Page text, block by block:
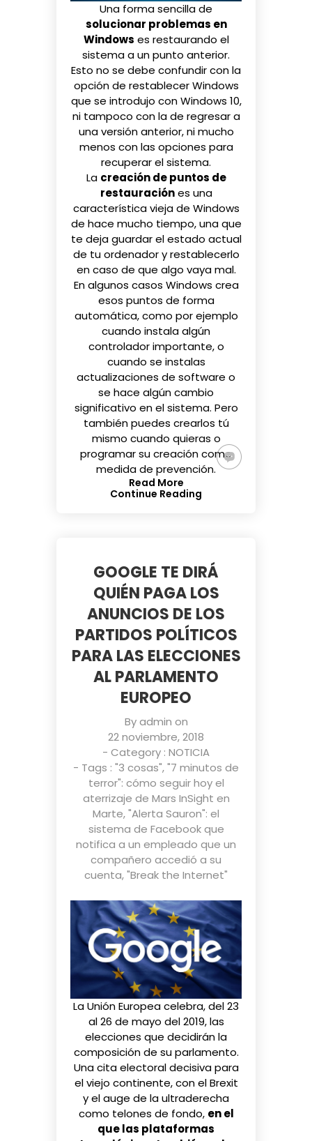
Una forma sencilla de
solucionar problemas en
Windows es restaurando el
sistema a un punto anterior.
Esto no se debe confundir con la
opción de restablecer Windows
que se introdujo con Windows 10,
ni tampoco con la de regresar a
una versión anterior, ni mucho
menos con las opciones para
recuperar el sistema.
La creación de puntos de
restauraciónes una
característica vieja de Windows
de hace mucho tiempo, una que
te deja guardar el estado actual
de tu ordenador y restablecerlo
en caso de que algo vaya mal.
En algunos casos Windows crea
esos puntos de forma
automática, como por ejemplo
cuando instala algún
controlador importante, o
cuando se instalas
actualizaciones de software o
se hace algún cambio
significativo en el sistema. Pero
también puedes crearlos tú
mismo cuando quieras o
programar su creación como
medida de prevención.
Read More
Continue Reading
GOOGLE TE DIRÁ
QUIÉN PAGA LOS
ANUNCIOS DE LOS
PARTIDOS POLÍTICOS
PARA LAS ELECCIONES
AL PARLAMENTO
EUROPEO
Byadmin on
22 noviembre, 2018
- Category : NOTICIA
- Tags : "3 cosas","7 minutos de
terror": cómo seguir hoy el
aterrizaje de Mars InSight en
Marte,"Alerta Sauron": el
sistema de Facebook que
notifica a un empleado que un
compañero accedió a su
cuenta,"Break the Internet"
La Unión Europea celebra, del 23
al 26 de mayo del 2019, las
elecciones que decidirán la
composición de su parlamento.
Una cita electoral decisiva para
el viejo continente, conel Brexit
yel auge de la ultraderecha
como telones de fondo, en el
que las plataformas